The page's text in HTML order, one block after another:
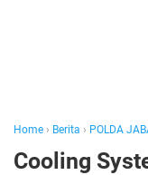
Home › Berita › POLDA
Cooling